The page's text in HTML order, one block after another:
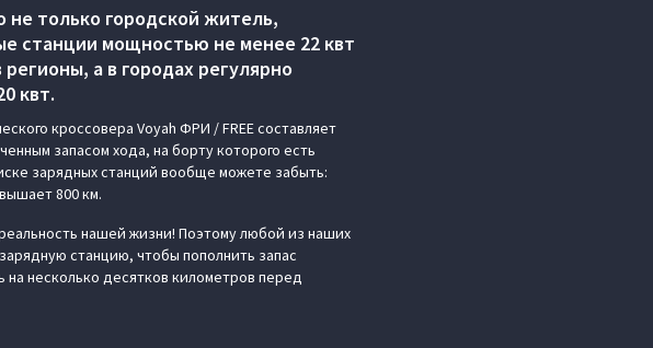
только городской житель,
станции мощностью не менее 22 квт
а в городах регулярно
квт.
кроссовера Voyah ФРИ / FREE составляет
запасом хода, на борту которого есть
зарядных станций вообще можете забыть:
800 км.
нашей жизни! Поэтому любой из наших
станцию, чтобы пополнить запас
несколько десятков километров перед